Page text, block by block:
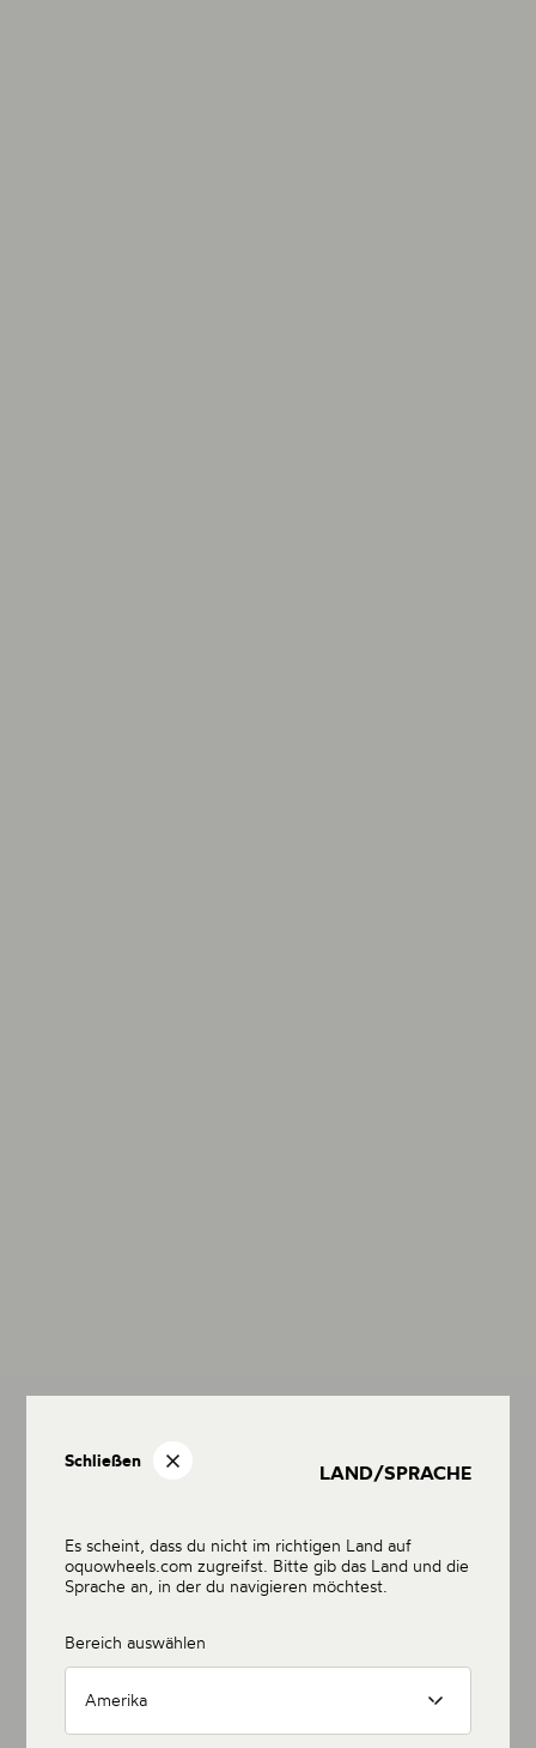
LAND/SPRACHE
Schließen
Es scheint, dass du nicht im richtigen Land auf
oquowheels.com zugreifst. Bitte gib das Land und die
Sprache an, in der du navigieren möchtest.
Bereich auswählen
Amerika